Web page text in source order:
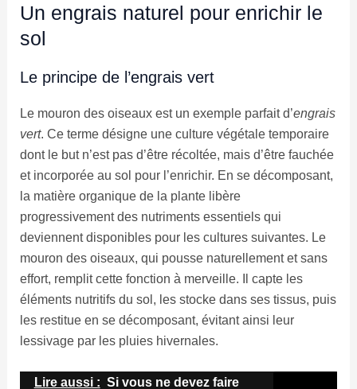
Un engrais naturel pour enrichir le
sol
Le principe de l’engrais vert
Le mouron des oiseaux est un exemple parfait d’engrais
vert. Ce terme désigne une culture végétale temporaire
dont le but n’est pas d’être récoltée, mais d’être fauchée
et incorporée au sol pour l’enrichir. En se décomposant,
la matière organique de la plante libère
progressivement des nutriments essentiels qui
deviennent disponibles pour les cultures suivantes. Le
mouron des oiseaux, qui pousse naturellement et sans
effort, remplit cette fonction à merveille. Il capte les
éléments nutritifs du sol, les stocke dans ses tissus, puis
les restitue en se décomposant, évitant ainsi leur
lessivage par les pluies hivernales.
Lire aussi : Si vous ne devez faire